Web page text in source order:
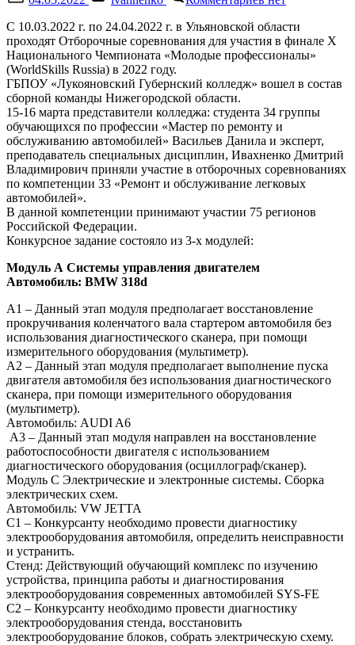
on
записи
Отборочные
соревнования
для
участия
финале
Х
Национального
Чемпионата
«Молодые
профессионалы»
С 10.03.2022 г. по 24.04.2022 г. в Ульяновской области
проходят Отборочные соревнования для участия в финале Х
Национального Чемпионата «Молодые профессионалы»
(WorldSkills Russia) в 2022 году.
ГБПОУ «Лукояновский Губернский колледж» вошел в состав
сборной команды Нижегородской области.
15-16 марта представители колледжа: студента 34 группы
обучающихся по профессии «Мастер по ремонту и
обслуживанию автомобилей» Васильев Данила и эксперт,
преподаватель специальных дисциплин, Ивахненко Дмитрий
Владимирович приняли участие в отборочных соревнованиях
по компетенции 33 «Ремонт и обслуживание легковых
автомобилей».
В данной компетенции принимают участии 75 регионов
Российской Федерации.
Конкурсное задание состояло из 3-х модулей:
Модуль А Системы управления двигателем
Автомобиль: BMW 318d
А1 – Данный этап модуля предполагает восстановление
прокручивания коленчатого вала стартером автомобиля без
использования диагностического сканера, при помощи
измерительного оборудования (мультиметр).
А2 – Данный этап модуля предполагает выполнение пуска
двигателя автомобиля без использования диагностического
сканера, при помощи измерительного оборудования
(мультиметр).
Автомобиль: AUDI A6
A3 – Данный этап модуля направлен на восстановление
работоспособности двигателя с использованием
диагностического оборудования (осциллограф/сканер).
Модуль С Электрические и электронные системы. Сборка
электрических схем.
Автомобиль: VW JETTA
С1 – Конкурсанту необходимо провести диагностику
электрооборудования автомобиля, определить неисправности
и устранить.
Стенд: Действующий обучающий комплекс по изучению
устройства, принципа работы и диагностирования
электрооборудования современных автомобилей SYS-FE
С2 – Конкурсанту необходимо провести диагностику
электрооборудования стенда, восстановить
электрооборудование блоков, собрать электрическую схему.